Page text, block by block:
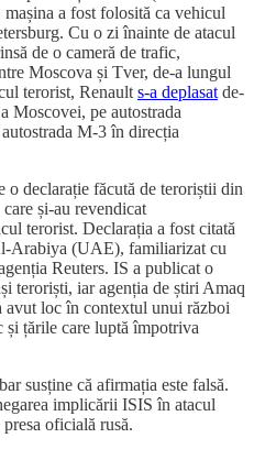
mașina a fost folosită ca vehicul
Cu o zi înainte de atacul
de o cameră de trafic,
Moscova și Tver, de-a lungul
terorist, Renault s-a deplasat de-
Moscovei, pe autostrada
M-3 în direcția
o declarație făcută de teroriștii din
și-au revendicat
terorist. Declarația a fost citată
Arabiya (UAE), familiarizat cu
Reuters. IS a publicat o
teroriști, iar agenția de știri Amaq
avut loc în contextul unui război
țările care luptă împotriva
susține că afirmația este falsă.
implicării ISIS în atacul
oficială rusă.